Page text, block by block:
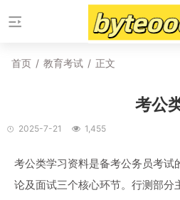
首页 / 教育考试 / 正文
考公
2025-7-21 1,455
考公类学习资料是备考公务员考试
论及面试三个核心环节。行测部分